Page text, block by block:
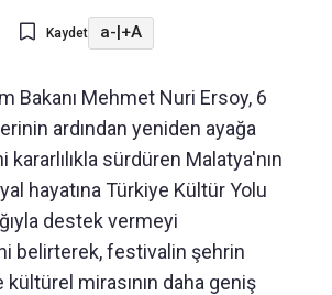
Kaydet a-|+A
Bakanı Mehmet Nuri Ersoy, 6
ardından yeniden ayağa
sürdüren Malatya'nın
hayatına Türkiye Kültür Yolu
destek vermeyi
belirterek, festivalin şehrin
mirasının daha geniş